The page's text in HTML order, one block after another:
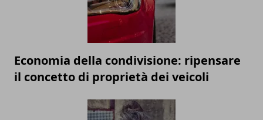
Economia della condivisione: ripensare
il concetto di proprietà dei veicoli